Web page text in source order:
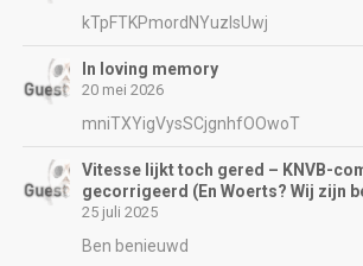
kTpFTKPmordNYuzIsUwj
In loving memory
20 mei 2026
mniTXYigVysSCjgnhfOOwoT
Vitesse lijkt toch gered – KNVB-
gecorrigeerd (En Woerts? Wij zijn
25 juli 2025
Ben benieuwd